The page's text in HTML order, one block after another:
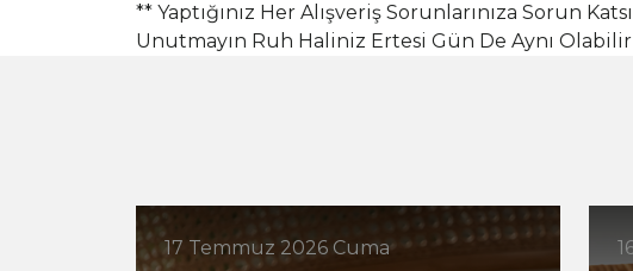
** Yaptığınız Her Alışveriş Sorunlarınıza Sorun
Unutmayın Ruh Haliniz Ertesi Gün De Aynı
17 Temmuz 2026 Cuma